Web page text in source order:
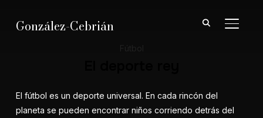
González-Cebrián
El fútbol es un deporte universal. En cada rincón del
planeta se pueden encontrar niños corriendo detrás del